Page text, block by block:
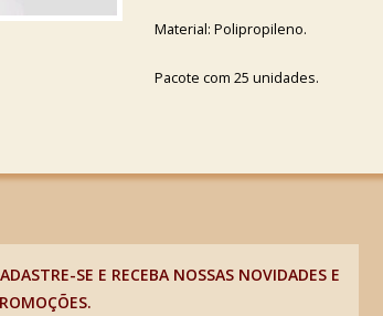
Material: Polipropileno.
Pacote com 25 unidades.
SE E RECEBA NOSSAS NOVIDADES E